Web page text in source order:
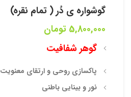
گوشواره ی دُر ( تمام نقره)
5,800,000 تومان
گوهر شفافیت
پاکسازی روحی و ارتقای معنویت
نور و بینایی باطنی